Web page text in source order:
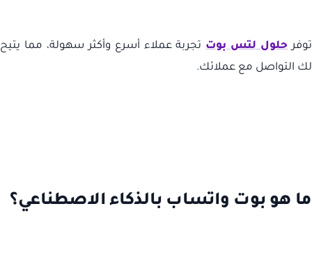
توفر حلول لتس بوتتجربة عملاء أسرع وأكثر سهولة، مما يتيح
لك التواصل مع عملائك.
ما هو بوت واتساب بالذكاء الاصطناعي؟